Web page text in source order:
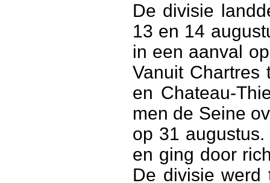
De divisie
13 en 14
in een aanval
Vanuit Chartres
en Chateau-
men de Seine
op 31
en ging door
De divisie werd